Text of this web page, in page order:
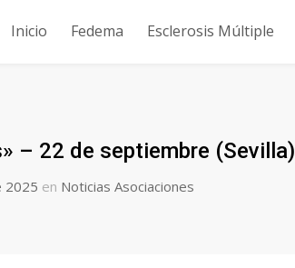
Inicio Fedema Esclerosis Múltiple
– 22 de septiembre (Sevilla)
2025 en Noticias Asociaciones